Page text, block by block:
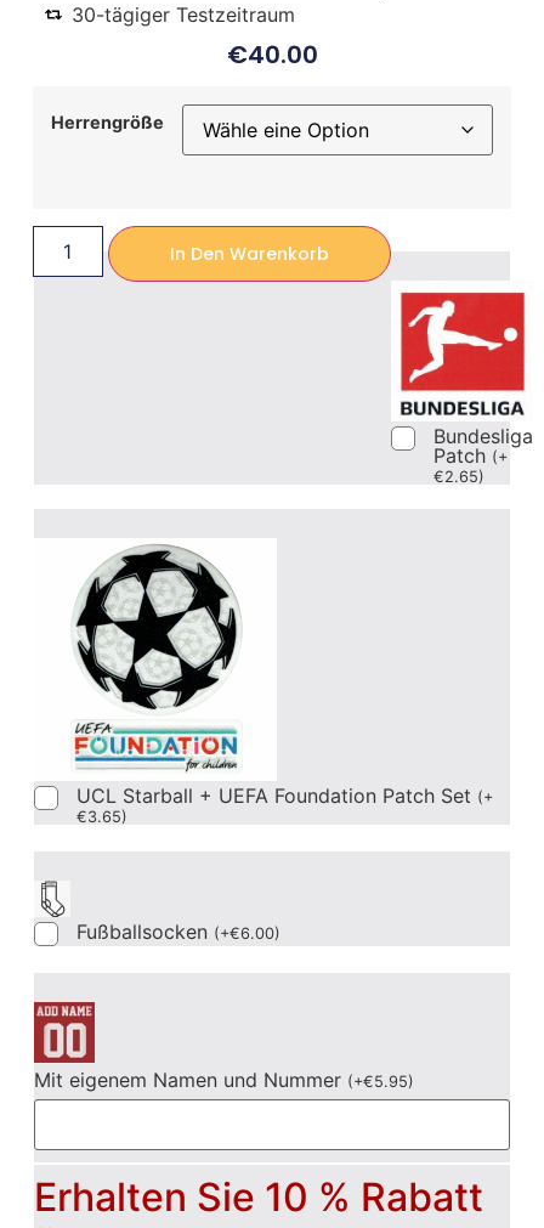
30-tägiger Testzeitraum
€40.00
Herrengröße
In Den Warenkorb
Bundesliga
Patch (+
€2.65)
UCL Starball + UEFA Foundation Patch Set (+
€3.65)
Fußballsocken (+€6.00)
Mit eigenem Namen und Nummer (+€5.95)
Erhalten Sie 10 % Rabatt